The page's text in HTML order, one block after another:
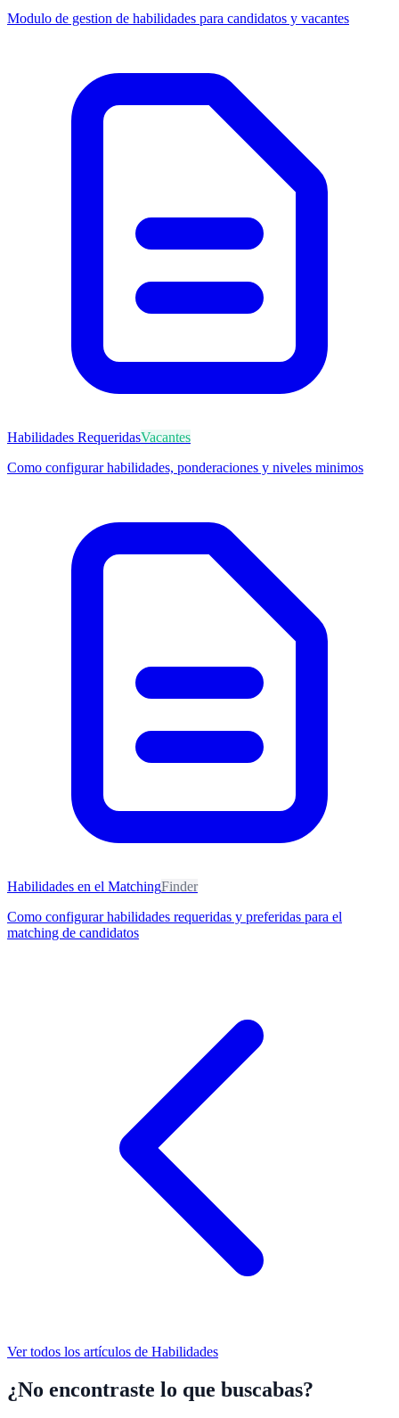
Modulo de gestion de habilidades para candidatos y vacantes
Habilidades RequeridasVacantes
Como configurar habilidades, ponderaciones y niveles minimos
Habilidades en el MatchingFinder
Como configurar habilidades requeridas y preferidas para el
matching de candidatos
Ver todos los artículos de Habilidades
¿No encontraste lo que buscabas?